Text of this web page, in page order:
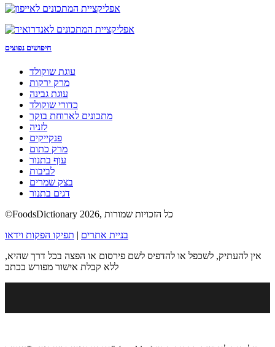
חיפושים נפוצים
עוגת שוקולד
מרק ירקות
עוגת גבינה
כדורי שוקולד
מתכונים לארוחת בוקר
לזניה
פנקייקים
מרק כתום
עוף בתנור
לביבות
בצק שמרים
דגים בתנור
©FoodsDictionary 2026, כל הזכויות שמורות
בניית אתרים | תפיקו הפקות וידאו
אין להעתיק, לשכפל או להדפיס לשם פירסום או הפצה בכל דרך שהיא,
ללא קבלת אישור מפורש בכתב